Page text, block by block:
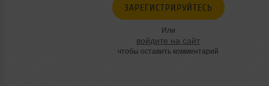
ЗАРЕГИСТРИРУЙТЕСЬ
Или
войдите на сайт
чтобы оставить комментарий